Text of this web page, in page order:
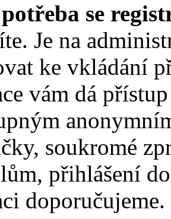
se
Je na
ke vkládání
vám dá
soukromé
přihlášení